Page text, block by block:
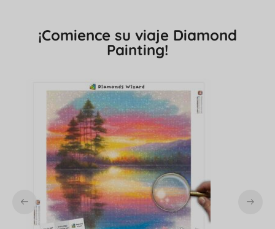
¡Comience su viaje Diamond
Painting!